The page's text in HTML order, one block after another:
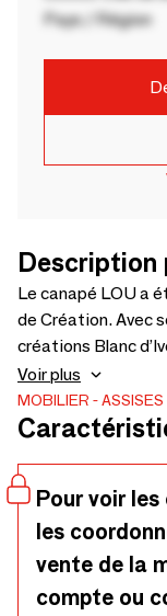
Pays / Région
Description
Le canapé LOU a
de Création. Avec
créations Blanc
marie à tous les
rebondis
tandis que son
fabriquant
structure robuste
toute votre vie. Entièrement modulable, le canapé LOU a
été imaginé pour
Voir plus
MOBILIER ASSISES
Pour voir
les
vente de la
compte ou